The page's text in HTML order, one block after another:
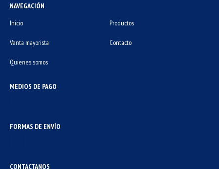
NAVEGACIÓN
Inicio
Productos
Venta mayorista Contacto
Quienes somos
MEDIOS DE PAGO
FORMAS DE ENVÍO
CONTACTANOS